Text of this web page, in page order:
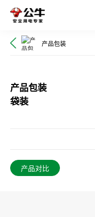
产品包装
产品包装
袋装
产品对比